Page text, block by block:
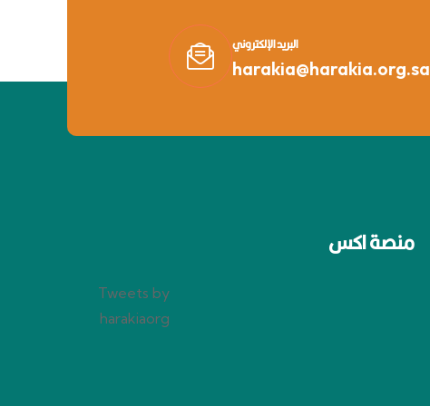
البريد الإلكتروني
harakia@harakia.org.sa
منصة اكس
Tweets by
harakiaorg